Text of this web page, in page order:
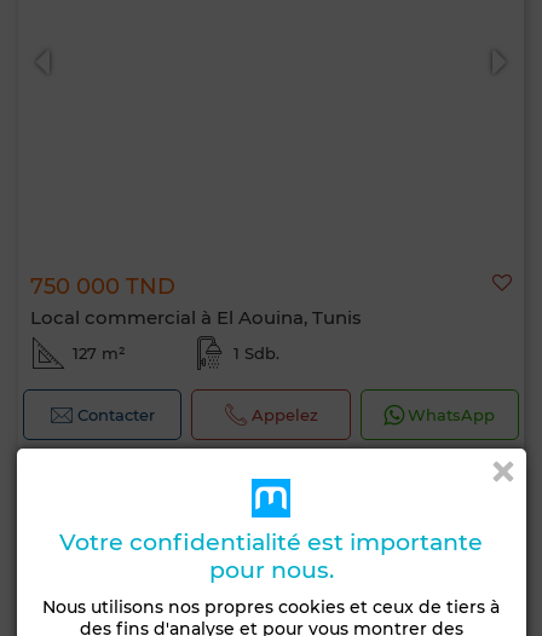
750 000 TND
Local commercial à El Aouina, Tunis
127 m² 1 Sdb.
Contacter Appelez WhatsApp
Votre confidentialité est importante
pour nous.
Nous utilisons nos propres cookies et ceux de tiers à
des fins d'analyse et pour vous montrer des